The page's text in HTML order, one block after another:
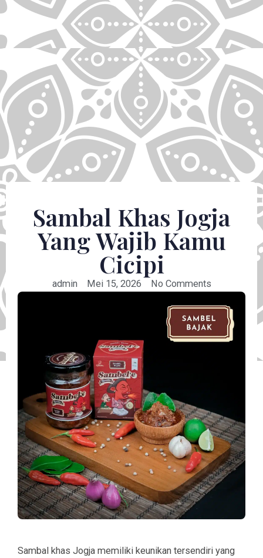
Sambal Khas Jogja
Yang Wajib Kamu
Cicipi
admin Mei 15, 2026 No Comments
Sambal khas Jogja memiliki keunikan tersendiri yang